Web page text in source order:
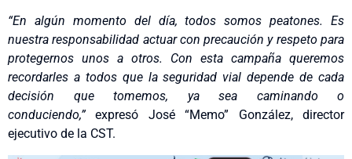
“En algún momento del día, todos somos peatones. Es
nuestra responsabilidad actuar con precaución y respeto para
protegernos unos a otros. Con esta campaña queremos
recordarles a todos que la seguridad vial depende de cada
decisión que tomemos, ya sea caminando o
conduciendo,”expresó José “Memo” González, director
ejecutivo de la CST.